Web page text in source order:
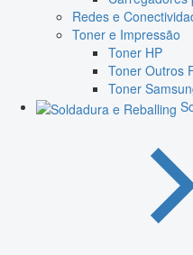
Redes e
Toner e Impressão
Toner HP
Toner Outros
Toner